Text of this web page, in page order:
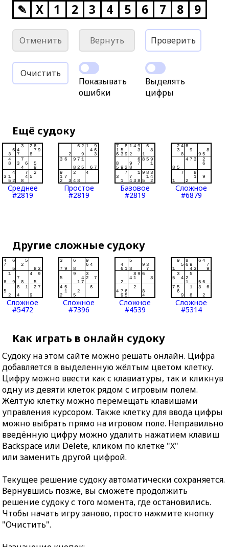
✎ X 1 2 3 4 5 6 7 8 9
Отменить Вернуть Проверить
Очистить
Показывать
ошибки
Выделять
цифры
Ещё судоку
Среднее
#2819
Простое
#2819
Базовое
#2819
Сложное
#6879
Другие сложные судоку
Сложное
#5472
Сложное
#7396
Сложное
#4539
Сложное
#5314
Как играть в онлайн судоку
Судоку на этом сайте можно решать онлайн. Цифра
добавляется в выделенную жёлтым цветом клетку.
Цифру можно ввести как с клавиатуры, так и кликнув
одну из девяти клеток рядом с игровым полем.
Жёлтую клетку можно перемещать клавишами
управления курсором. Также клетку для ввода цифры
можно выбрать прямо на игровом поле. Неправильно
введённую цифру можно удалить нажатием клавиш
Backspace или Delete, кликом по клетке "X"
или заменить другой цифрой.
Текущее решение судоку автоматически сохраняется.
Вернувшись позже, вы сможете продолжить
решение судоку с того момента, где остановились.
Чтобы начать игру заново, просто нажмите кнопку
"Очистить".